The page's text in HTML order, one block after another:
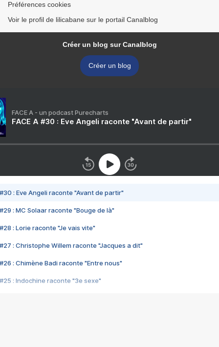
Préférences cookies
Voir le profil de lilicabane sur le portail Canalblog
Créer un blog sur Canalblog
Créer un blog
FACE A - un podcast Purecharts
FACE A #30 : Eve Angeli raconte "Avant de partir"
#30 : Eve Angeli raconte "Avant de partir"
#29 : MC Solaar raconte "Bouge de là"
#28 : Lorie raconte "Je vais vite"
#27 : Christophe Willem raconte "Jacques a dit"
#26 : Chimène Badi raconte "Entre nous"
#25 : Indochine raconte "3e sexe"